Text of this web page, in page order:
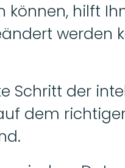
können, hilft
werden
Schritt der
dem